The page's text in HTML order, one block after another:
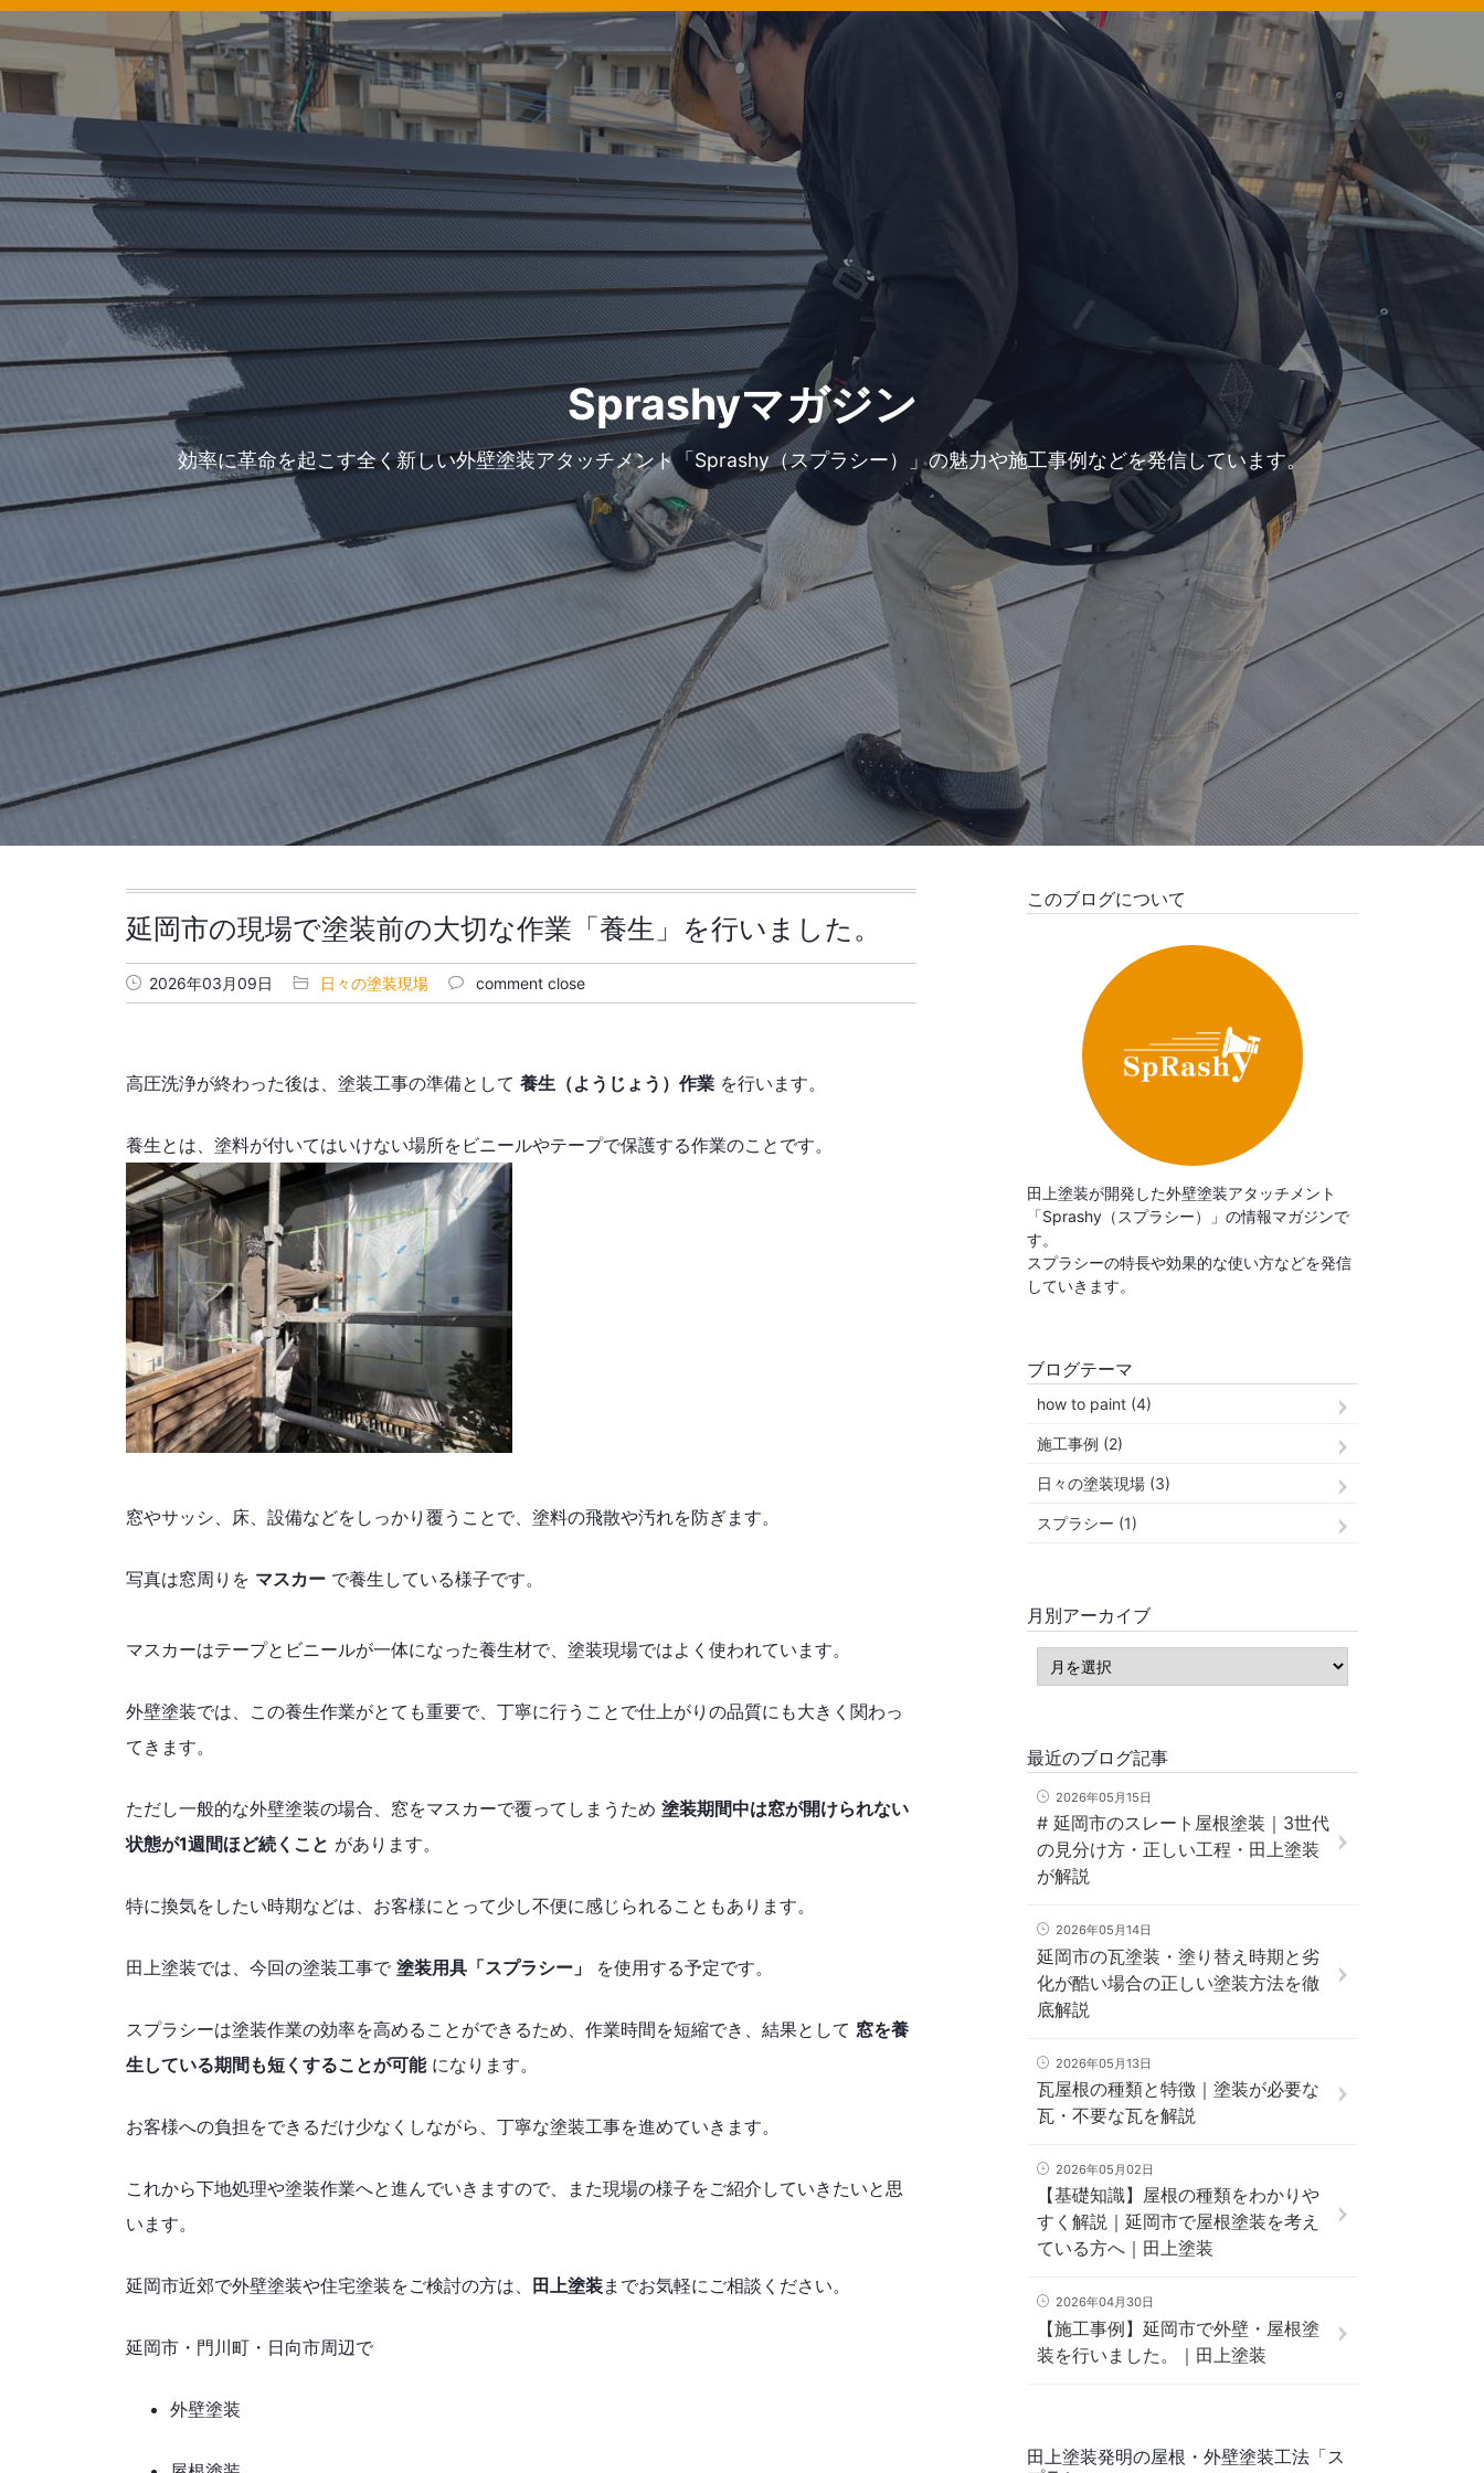
Sprashyマガジン
効率に革命を起こす全く新しい外壁塗装アタッチメント「Sprashy（スプラシー）」の魅力や施工事例などを発信しています。
延岡市の現場で塗装前の大切な作業「養生」を行いました。
2026年03月09日 日々の塗装現場 comment close
高圧洗浄が終わった後は、塗装工事の準備として 養生（ようじょう）作業 を行います。
養生とは、塗料が付いてはいけない場所をビニールやテープで保護する作業のことです。
窓やサッシ、床、設備などをしっかり覆うことで、塗料の飛散や汚れを防ぎます。
写真は窓周りを マスカー で養生している様子です。
マスカーはテープとビニールが一体になった養生材で、塗装現場ではよく使われています。
外壁塗装では、この養生作業がとても重要で、丁寧に行うことで仕上がりの品質にも大きく関わっ
てきます。
ただし一般的な外壁塗装の場合、窓をマスカーで覆ってしまうため 塗装期間中は窓が開けられない
状態が1週間ほど続くこと があります。
特に換気をしたい時期などは、お客様にとって少し不便に感じられることもあります。
田上塗装では、今回の塗装工事で 塗装用具「スプラシー」 を使用する予定です。
スプラシーは塗装作業の効率を高めることができるため、作業時間を短縮でき、結果として 窓を養
生している期間も短くすることが可能になります。
お客様への負担をできるだけ少なくしながら、丁寧な塗装工事を進めていきます。
これから下地処理や塗装作業へと進んでいきますので、また現場の様子をご紹介していきたいと思
います。
延岡市近郊で外壁塗装や住宅塗装をご検討の方は、 田上塗装までお気軽にご相談ください。
延岡市・門川町・日向市周辺で
外壁塗装
このブログについて
田上塗装が開発した外壁塗装アタッチメント
「Sprashy（スプラシー）」の情報マガジンで
す。
スプラシーの特長や効果的な使い方などを発信
していきます。
ブログテーマ
how to paint (4)
施工事例 (2)
日々の塗装現場 (3)
スプラシー (1)
月別アーカイブ
最近のブログ記事
2026年05月15日
# 延岡市のスレート屋根塗装｜3世代
の見分け方・正しい工程・田上塗装
が解説
2026年05月14日
延岡市の瓦塗装・塗り替え時期と劣
化が酷い場合の正しい塗装方法を徹
底解説
2026年05月13日
瓦屋根の種類と特徴｜塗装が必要な
瓦・不要な瓦を解説
2026年05月02日
【基礎知識】屋根の種類をわかりや
すく解説｜延岡市で屋根塗装を考え
ている方へ｜田上塗装
2026年04月30日
【施工事例】延岡市で外壁・屋根塗
装を行いました。｜田上塗装
田上塗装発明の屋根・外壁塗装工法「ス